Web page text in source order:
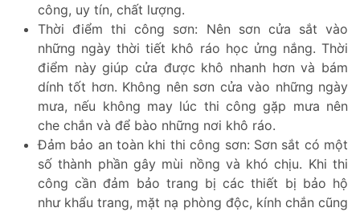
công, uy tín, chất lượng.
Thời điểm thi công sơn: Nên sơn cửa sắt vào
những ngày thời tiết khô ráo học ửng nắng. Thời
điểm này giúp cửa được khô nhanh hơn và bám
dính tốt hơn. Không nên sơn cửa vào những ngày
mưa, nếu không may lúc thi công gặp mưa nên
che chắn và để bào những nơi khô ráo.
Đảm bảo an toàn khi thi công sơn: Sơn sắt có một
số thành phần gây mùi nồng và khó chịu. Khi thi
công cần đảm bảo trang bị các thiết bị bảo hộ
như khẩu trang, mặt nạ phòng độc, kính chắn cũng